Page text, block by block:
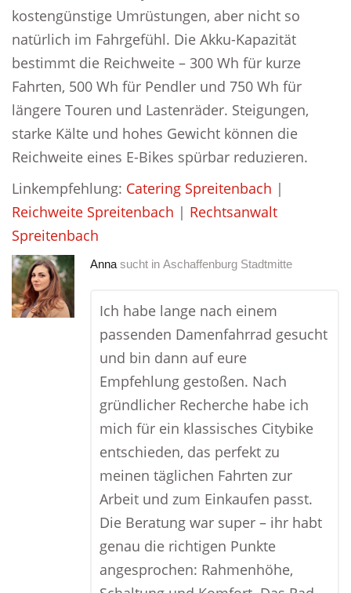
kostengünstige Umrüstungen, aber nicht so
natürlich im Fahrgefühl. Die Akku-Kapazität
bestimmt die Reichweite – 300 Wh für kurze
Fahrten, 500 Wh für Pendler und 750 Wh für
längere Touren und Lastenräder. Steigungen,
starke Kälte und hohes Gewicht können die
Reichweite eines E-Bikes spürbar reduzieren.
Linkempfehlung: Catering Spreitenbach |
Reichweite Spreitenbach | Rechtsanwalt
Spreitenbach
Anna sucht in Aschaffenburg Stadtmitte
Ich habe lange nach einem
passenden Damenfahrrad gesucht
und bin dann auf eure
Empfehlung gestoßen. Nach
gründlicher Recherche habe ich
mich für ein klassisches Citybike
entschieden, das perfekt zu
meinen täglichen Fahrten zur
Arbeit und zum Einkaufen passt.
Die Beratung war super – ihr habt
genau die richtigen Punkte
angesprochen: Rahmenhöhe,